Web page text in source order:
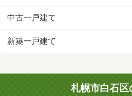
中古一戸建て
新築一戸建て
札幌市白石区